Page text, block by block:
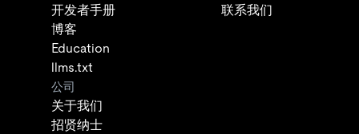
开发者手册
博客
Education
llms.txt
联系我们
公司
关于我们
招贤纳士